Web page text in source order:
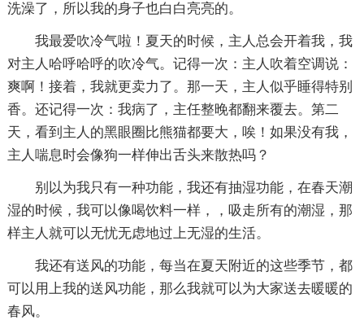
洗澡了，所以我的身子也白白亮亮的。
我最爱吹冷气啦！夏天的时候，主人总会开着我，我
对主人哈呼哈呼的吹冷气。记得一次：主人吹着空调说：
爽啊！接着，我就更卖力了。那一天，主人似乎睡得特别
香。还记得一次：我病了，主任整晚都翻来覆去。第二
天，看到主人的黑眼圈比熊猫都要大，唉！如果没有我，
主人喘息时会像狗一样伸出舌头来散热吗？
别以为我只有一种功能，我还有抽湿功能，在春天潮
湿的时候，我可以像喝饮料一样，，吸走所有的潮湿，那
样主人就可以无忧无虑地过上无湿的生活。
我还有送风的功能，每当在夏天附近的这些季节，都
可以用上我的送风功能，那么我就可以为大家送去暖暖的
春风。